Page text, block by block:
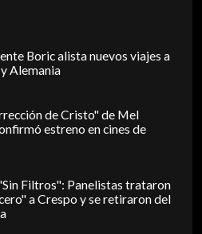
Boric alista nuevos viajes a
Alemania
de Cristo" de Mel
estreno en cines de
Filtros": Panelistas trataron
a Crespo y se retiraron del